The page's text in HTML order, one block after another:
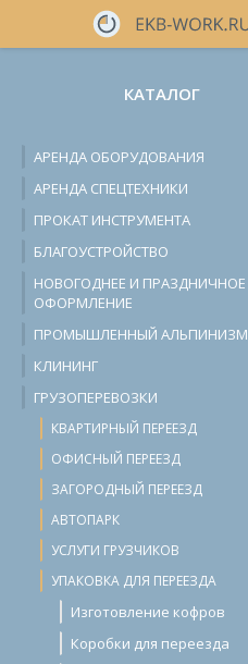
КАТАЛОГ
АРЕНДА ОБОРУДОВАНИЯ
АРЕНДА СПЕЦТЕХНИКИ
ПРОКАТ ИНСТРУМЕНТА
БЛАГОУСТРОЙСТВО
НОВОГОДНЕЕ И ПРАЗДНИЧНОЕ
ОФОРМЛЕНИЕ
ПРОМЫШЛЕННЫЙ АЛЬПИНИЗМ
КЛИНИНГ
ГРУЗОПЕРЕВОЗКИ
КВАРТИРНЫЙ ПЕРЕЕЗД
ОФИСНЫЙ ПЕРЕЕЗД
ЗАГОРОДНЫЙ ПЕРЕЕЗД
АВТОПАРК
УСЛУГИ ГРУЗЧИКОВ
УПАКОВКА ДЛЯ ПЕРЕЕЗДА
Изготовление кофров
Коробки для переезда